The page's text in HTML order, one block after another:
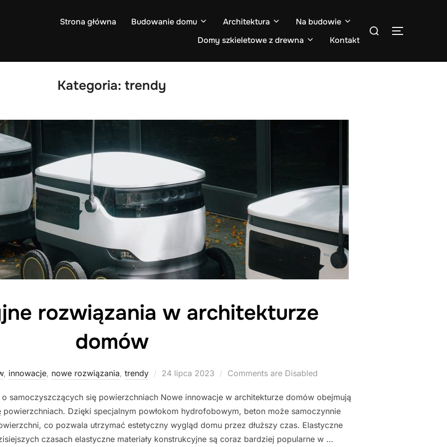
Strona główna Budowanie domu Architektura
Na budowie
Domy szkieletowe z drewna
Kontakt
Search
TOGGLE
Kategoria: trendy
rozwiązania w architekturze
domów
, innowacje, nowe rozwiązania, trendy
Posted
24 lipca 2023 Comments are Disabled
o samoczyszczących się powierzchniach Nowe innowacje w architekturze domów obejmują
Dzięki specjalnym powłokom hydrofobowym, beton może samoczynnie
co pozwala utrzymać estetyczny wygląd domu przez dłuższy czas. Elastyczne
czasach elastyczne materiały konstrukcyjne są coraz bardziej popularne w …